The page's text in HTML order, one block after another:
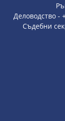
Деловодство -
Съдебни